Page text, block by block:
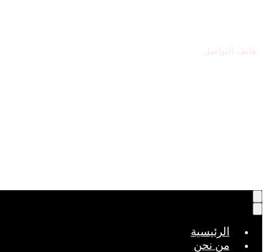
هاتف التواصل
الرئيسية
من نحن